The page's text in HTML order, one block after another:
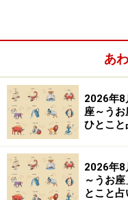
＞今週の運勢！ 章月
8位：みずがめ
18日生まれ）
あ
2026年8
座～う
ひとこと
2026年8
～うお
とこと占